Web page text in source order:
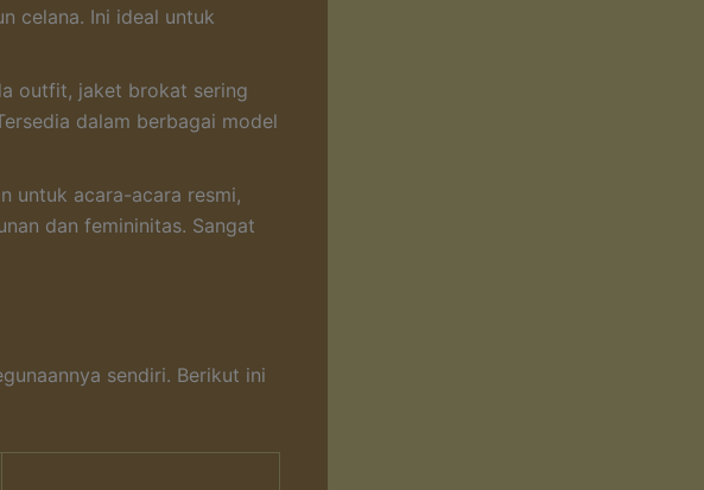
celana. Ini ideal untuk
outfit, jaket brokat sering
dalam berbagai model
untuk acara-acara resmi,
dan femininitas. Sangat
sendiri. Berikut ini